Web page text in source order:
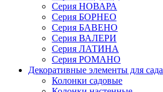
Серия НОВАРА
Серия БОРНЕО
Серия БАВЕНО
Серия ВАЛЕРИ
Серия ЛАТИНА
Серия РОМАНО
Декоративные элементы для сада
Колонки садовые